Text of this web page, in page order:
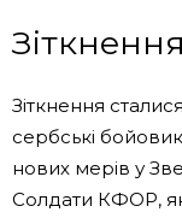
Зіткнення
сербські
нових мерів у
Солдати КФОР,